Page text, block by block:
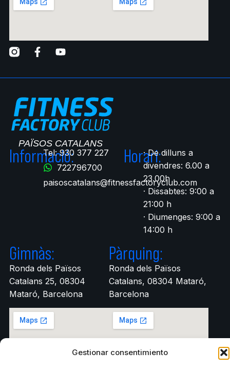
Gestionar consentimiento
Informació:Tel: 930 377 227
722796700​
paisoscatalans@fitnessfactoryclub.com
Horari:· De dilluns a
divendres: 6.00 a
23.00h
· Dissabtes: 9:00 a
21:00 h
· Diumenges: 9:00 a
14:00 h
Gimnàs:
Ronda dels Països
Catalans 25, 08304
Mataró, Barcelona
Pàrquing:
Ronda dels Països
Catalans, 08304 Mataró,
Barcelona